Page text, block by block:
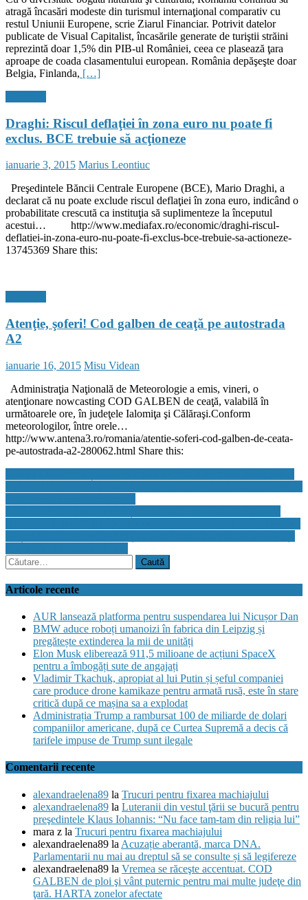
atragă încasări modeste din turismul internaţional comparativ cu
restul Uniunii Europene, scrie Ziarul Financiar. Potrivit datelor
publicate de Visual Capitalist, încasările generate de turiştii străini
reprezintă doar 1,5% din PIB-ul României, ceea ce plasează ţara
aproape de coada clasamentului european. România depăşeşte doar
Belgia, Finlanda, […]
Draghi: Riscul deflaţiei în zona euro nu poate fi
exclus. BCE trebuie să acţioneze
Posted
ianuarie 3, 2015 Author
Marius Leontiuc
Preşedintele Băncii Centrale Europene (BCE), Mario Draghi, a
declarat că nu poate exclude riscul deflaţiei în zona euro, indicând o
probabilitate crescută ca instituţia să suplimenteze la începutul
acestui… http://www.mediafax.ro/economic/draghi-riscul-
deflatiei-in-zona-euro-nu-poate-fi-exclus-bce-trebuie-sa-actioneze-
13745369 Share this:
Atenţie, şoferi! Cod galben de ceaţă pe autostrada
A2
Posted
ianuarie 16, 2015 Author
Misu Videan
Administraţia Naţională de Meteorologie a emis, vineri, o
atenţionare nowcasting COD GALBEN de ceaţă, valabilă în
următoarele ore, în judeţele Ialomiţa şi Călăraşi.Conform
meteorologilor, între orele…
http://www.antena3.ro/romania/atentie-soferi-cod-galben-de-ceata-
pe-autostrada-a2-280062.html Share this:
Navigare
în
articole
Caută
după:
Articole recente
AUR lansează platforma pentru suspendarea lui Nicușor Dan
BMW aduce roboți umanoizi în fabrica din Leipzig și
pregătește extinderea la mii de unități
Elon Musk eliberează 911,5 milioane de acțiuni SpaceX
pentru a îmbogăți sute de angajați
Vladimir Tkachuk, apropiat al lui Putin și șeful companiei
care produce drone kamikaze pentru armată rusă, este în stare
critică după ce mașina sa a explodat
Administrația Trump a rambursat 100 de miliarde de dolari
companiilor americane, după ce Curtea Supremă a decis că
tarifele impuse de Trump sunt ilegale
Comentarii recente
alexandraelena89 la Trucuri pentru fixarea machiajului
alexandraelena89 la Luteranii din vestul ţării se bucură pentru
preşedintele Klaus Iohannis: “Nu face tam-tam din religia lui”
mara z la Trucuri pentru fixarea machiajului
alexandraelena89 la Acuzație aberantă, marca DNA.
Parlamentarii nu mai au dreptul să se consulte și să legifereze
alexandraelena89 la Vremea se răceşte accentuat. COD
GALBEN de ploi şi vânt puternic pentru mai multe judeţe din
ţară. HARTA zonelor afectate